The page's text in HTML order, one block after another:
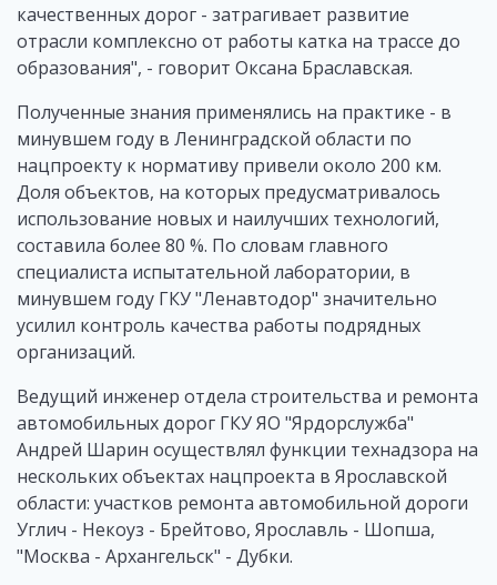
качественных дорог - затрагивает развитие
отрасли комплексно от работы катка на трассе до
образования", - говорит Оксана Браславская.
Полученные знания применялись на практике - в
минувшем году в Ленинградской области по
нацпроекту к нормативу привели около 200 км.
Доля объектов, на которых предусматривалось
использование новых и наилучших технологий,
составила более 80 %. По словам главного
специалиста испытательной лаборатории, в
минувшем году ГКУ "Ленавтодор" значительно
усилил контроль качества работы подрядных
организаций.
Ведущий инженер отдела строительства и ремонта
автомобильных дорог ГКУ ЯО "Ярдорслужба"
Андрей Шарин осуществлял функции технадзора на
нескольких объектах нацпроекта в Ярославской
области: участков ремонта автомобильной дороги
Углич - Некоуз - Брейтово, Ярославль - Шопша,
"Москва - Архангельск" - Дубки.